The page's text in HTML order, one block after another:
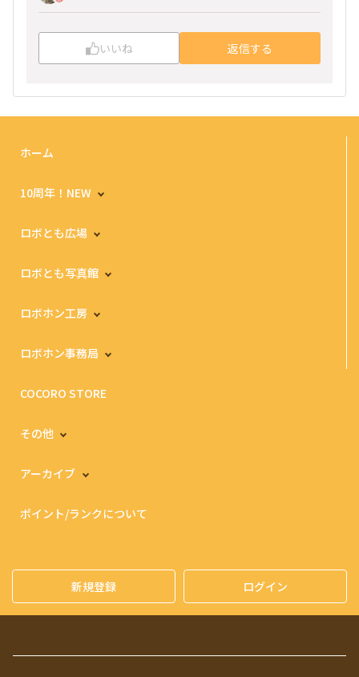
いいね 返信する
ホーム
10周年！NEW
ロボとも広場
ロボとも写真館
ロボホン工房
ロボホン事務局
COCORO STORE
その他
アーカイブ
ポイント/ランクについて
新規登録 ログイン